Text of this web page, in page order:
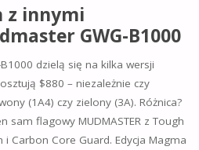
z innymi
GWG-B1000
dzielą się na kilka wersji
$880 – niezależnie czy
(1A4) czy zielony (3A). Różnica?
sam flagowy MUDMASTER z Tough
Carbon Core Guard. Edycja Magma